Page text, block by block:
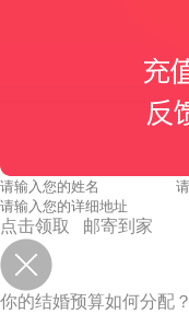
点击领取 邮寄到家
你的结婚预算如何分配？